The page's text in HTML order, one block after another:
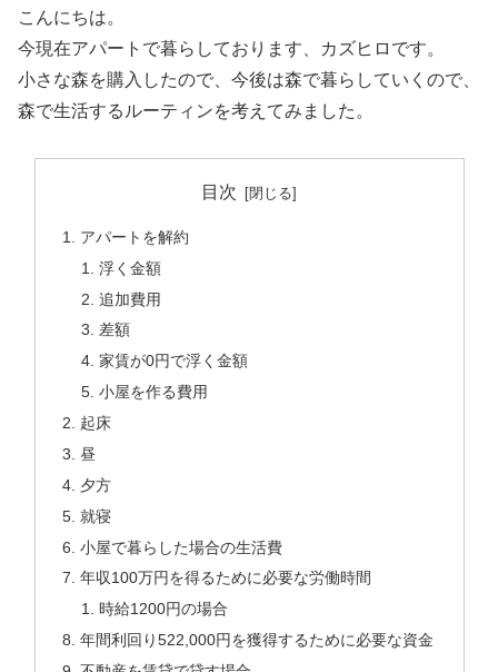
こんにちは。
今現在アパートで暮らしております、カズヒロです。
小さな森を購入したので、今後は森で暮らしていくので、
森で生活するルーティンを考えてみました。
目次
アパートを解約
浮く金額
追加費用
差額
家賃が0円で浮く金額
小屋を作る費用
起床
昼
夕方
就寝
小屋で暮らした場合の生活費
年収100万円を得るために必要な労働時間
時給1200円の場合
年間利回り522,000円を獲得するために必要な資金